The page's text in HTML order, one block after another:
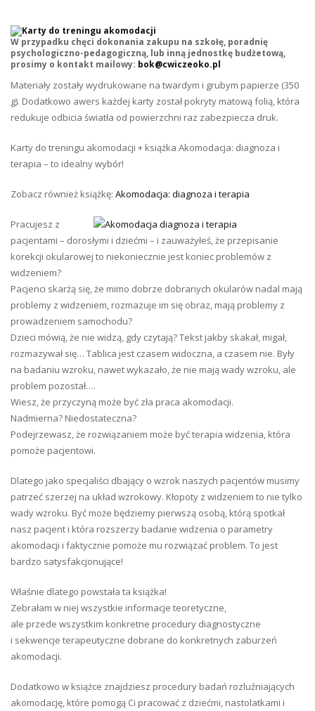
W przypadku chęci dokonania zakupu na szkołę, poradnię
psychologiczno-pedagogiczną, lub inną jednostkę budżetową,
prosimy o kontakt mailowy: bok@cwiczeoko.pl
Materiały zostały wydrukowane na twardym i grubym papierze (350
g). Dodatkowo awers każdej karty został pokryty matową folią, która
redukuje odbicia światła od powierzchni raz zabezpiecza druk.
Karty do treningu akomodacji + książka Akomodacja: diagnoza i
terapia – to idealny wybór!
Zobacz również książkę: Akomodacja: diagnoza i terapia
Pracujesz z
pacjentami – dorosłymi i dziećmi – i zauważyłeś, że przepisanie
korekcji okularowej to niekoniecznie jest koniec problemów z
widzeniem?
Pacjenci skarżą się, że mimo dobrze dobranych okularów nadal mają
problemy z widzeniem, rozmazuje im się obraz, mają problemy z
prowadzeniem samochodu?
Dzieci mówią, że nie widzą, gdy czytają? Tekst jakby skakał, migał,
rozmazywał się… Tablica jest czasem widoczna, a czasem nie. Były
na badaniu wzroku, nawet wykazało, że nie mają wady wzroku, ale
problem pozostał….
Wiesz, że przyczyną może być zła praca akomodacji.
Nadmierna? Niedostateczna?
Podejrzewasz, że rozwiązaniem może być terapia widzenia, która
pomoże pacjentowi.
Dlatego jako specjaliści dbający o wzrok naszych pacjentów musimy
patrzeć szerzej na układ wzrokowy. Kłopoty z widzeniem to nie tylko
wady wzroku. Być może będziemy pierwszą osobą, którą spotkał
nasz pacjent i która rozszerzy badanie widzenia o parametry
akomodacji i faktycznie pomoże mu rozwiązać problem. To jest
bardzo satysfakcjonujące!
Właśnie dlatego powstała ta książka!
Zebrałam w niej wszystkie informacje teoretyczne,
ale przede wszystkim konkretne procedury diagnostyczne
i sekwencje terapeutyczne dobrane do konkretnych zaburzeń
akomodacji.
Dodatkowo w książce znajdziesz procedury badań rozluźniających
akomodację, które pomogą Ci pracować z dziećmi, nastolatkami i